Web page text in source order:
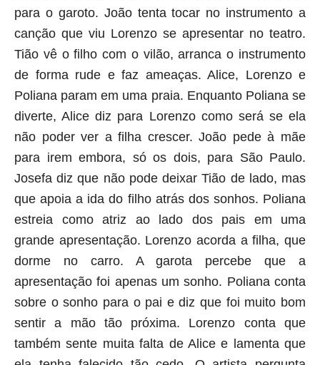
para o garoto. João tenta tocar no instrumento a
canção que viu Lorenzo se apresentar no teatro.
Tião vê o filho com o vilão, arranca o instrumento
de forma rude e faz ameaças. Alice, Lorenzo e
Poliana param em uma praia. Enquanto Poliana se
diverte, Alice diz para Lorenzo como será se ela
não poder ver a filha crescer. João pede à mãe
para irem embora, só os dois, para São Paulo.
Josefa diz que não pode deixar Tião de lado, mas
que apoia a ida do filho atrás dos sonhos. Poliana
estreia como atriz ao lado dos pais em uma
grande apresentação. Lorenzo acorda a filha, que
dorme no carro. A garota percebe que a
apresentação foi apenas um sonho. Poliana conta
sobre o sonho para o pai e diz que foi muito bom
sentir a mão tão próxima. Lorenzo conta que
também sente muita falta de Alice e lamenta que